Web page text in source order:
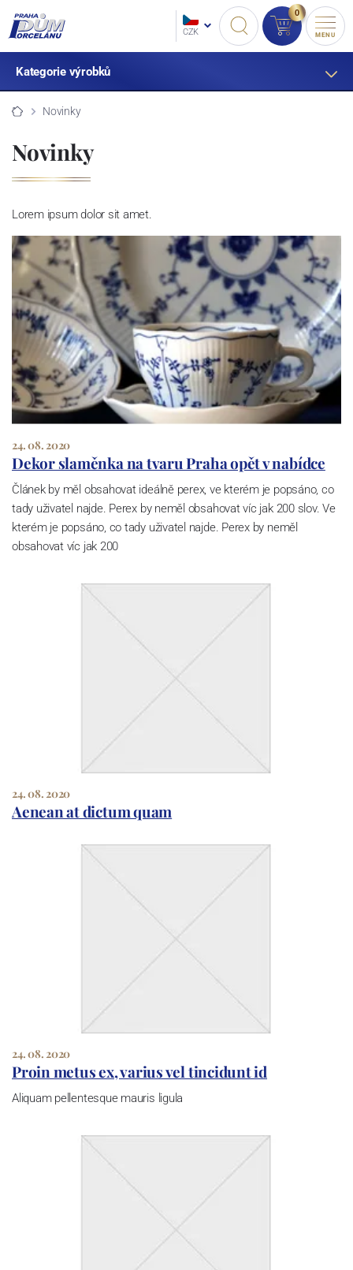
CZK
0
MENU
Kategorie výrobků
Novinky
Novinky
Lorem ipsum dolor sit amet.
24. 08. 2020
Dekor slaměnka na tvaru Praha opět v nabídce
Článek by měl obsahovat ideálně perex, ve kterém je popsáno, co
tady uživatel najde. Perex by neměl obsahovat víc jak 200 slov. Ve
kterém je popsáno, co tady uživatel najde. Perex by neměl
obsahovat víc jak 200
24. 08. 2020
Aenean at dictum quam
24. 08. 2020
Proin metus ex, varius vel tincidunt id
Aliquam pellentesque mauris ligula